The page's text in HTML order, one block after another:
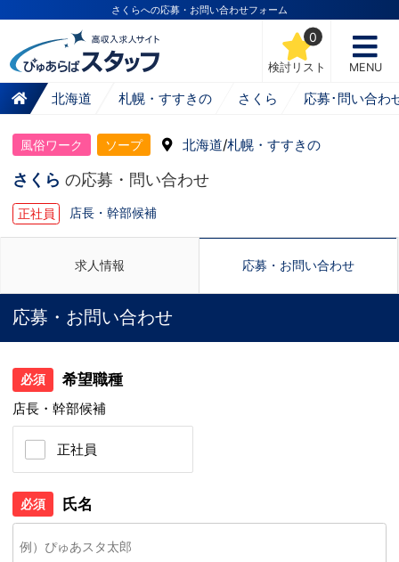
さくらへの応募・お問い合わせフォーム
検討リスト
0
MENU
北海道 札幌・すすきの さくら 応募･問い合わ
風俗ワーク ソープ 北海道/札幌・すすきの
さくら の応募・問い合わせ
正社員 店長・幹部候補
求人情報 応募・お問い合わせ
応募・お問い合わせ
必須 希望職種
店長・幹部候補
正社員
必須 氏名